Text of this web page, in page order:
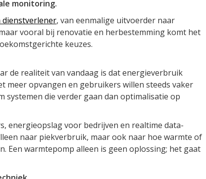
monitoring.
dienstverlener, van eenmalige uitvoerder naar
vooral bij renovatie en herbestemming komt het
keuzes.
de realiteit van vandaag is dat energieverbruik
meer opvangen en gebruikers willen steeds vaker
systemen die verder gaan dan optimalisatie op
energieopslag voor bedrijven en realtime data-
naar piekverbruik, maar ook naar hoe warmte of
Een warmtepomp alleen is geen oplossing; het gaat